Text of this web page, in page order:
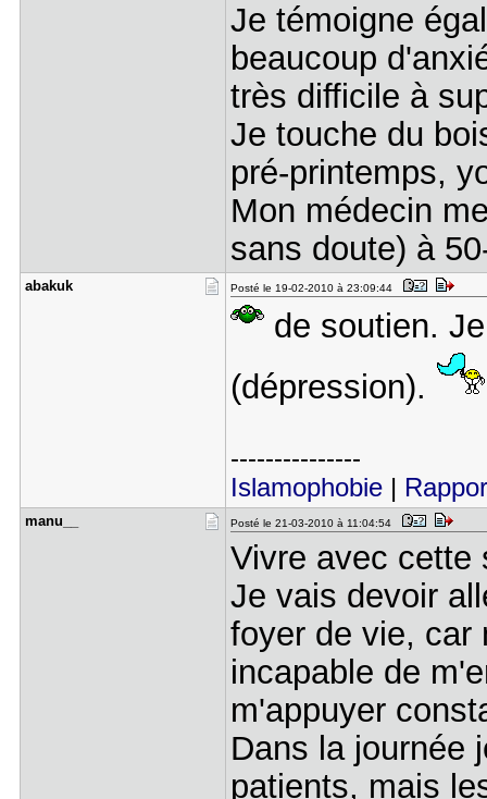
Je témoigne
beaucoup
très difficile à
Je touche du
pré-printemps,
Mon médecin
sans doute) à
abakuk Posté le 19-02-2010 à 23:09:44
de soutien.
(dépression).
---------------
Islamophobie|
manu__ Posté le 21-03-2010 à 11:04:54
Vivre avec cette
Je vais devoir
foyer de vie, car
incapable de
m'appuyer
Dans la journée
patients, mais